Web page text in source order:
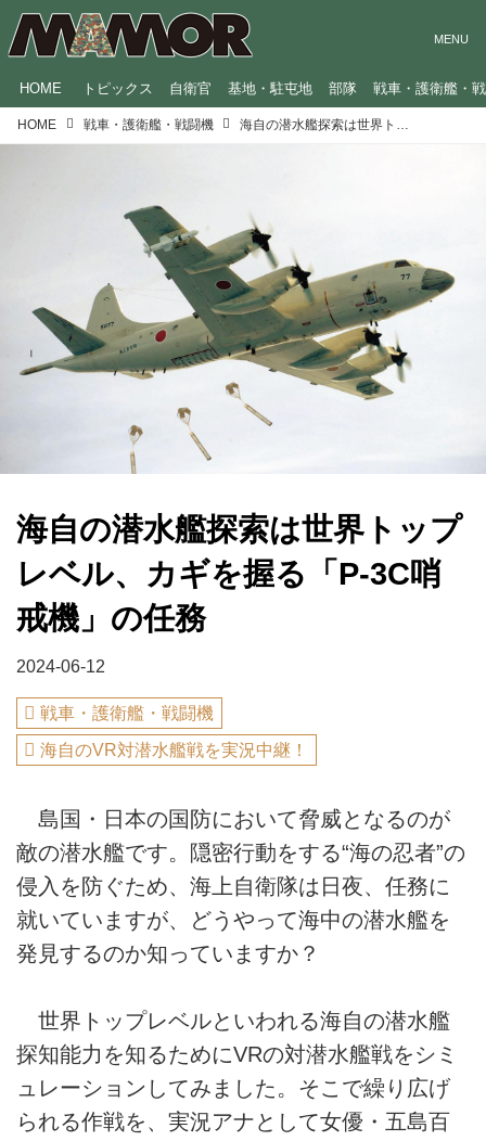
HOME トピックス 自衛官 基地・駐屯地 部隊 戦車・護衛艦・
HOME 戦車・護衛艦・戦闘機
海自の潜水艦探索は世界トップ
レベル、カギを握る「P-3C哨
戒機」の任務
2024-06-12
戦車・護衛艦・戦闘機
海自のVR対潜水艦戦を実況中継！
島国・日本の国防において脅威となるのが
敵の潜水艦です。隠密行動をする“海の忍者”の
侵入を防ぐため、海上自衛隊は日夜、任務に
就いていますが、どうやって海中の潜水艦を
発見するのか知っていますか？
世界トップレベルといわれる海自の潜水艦
探知能力を知るためにVRの対潜水艦戦をシミ
ュレーションしてみました。そこで繰り広げ
られる作戦を、実況アナとして女優・五島百